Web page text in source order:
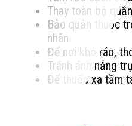
Thay toàn bộ
Bảo quản thuốc
nhãn
Để nơi khô ráo,
Tránh ánh nắng
Để thuốc xa tầm